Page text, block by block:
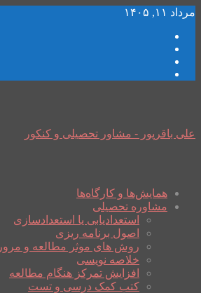
مرداد ۱۱, ۱۴۰۵
علی باقرپور - مشاور تحصیلی و کنکور
همایش‌ها و کارگاه‌ها
مشاوره تحصیلی
استعدادیابی یا استعدادسازی
اصول برنامه ریزی
روش های موثر مطالعه و مرور
خلاصه نویسی
افزایش تمرکز هنگام مطالعه
کتب کمک درسی و تست